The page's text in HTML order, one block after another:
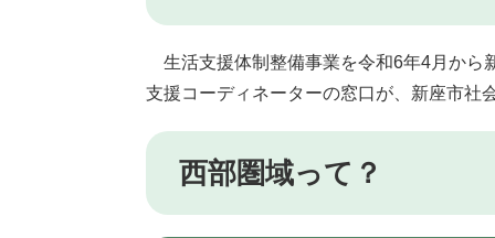
生活支援体制整備事業を令和6年4月から
支援コーディネーターの窓口が、新座市社
西部圏域って？